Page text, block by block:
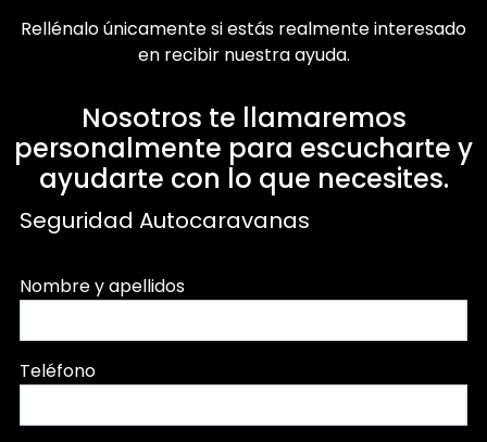
Rellénalo únicamente si estás realmente interesado
en recibir nuestra ayuda.
Nosotros te llamaremos
personalmente para escucharte y
ayudarte con lo que necesites.
Seguridad Autocaravanas
Nombre y apellidos
Teléfono